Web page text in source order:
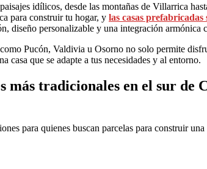
idílicos, desde las montañas de Villarrica
para construir tu hogar, y las casas
diseño personalizable y una integración armónica
Pucón, Valdivia u Osorno no solo permite
casa que se adapte a tus necesidades y al entorno.
más tradicionales en el sur de
para quienes buscan parcelas para construir una